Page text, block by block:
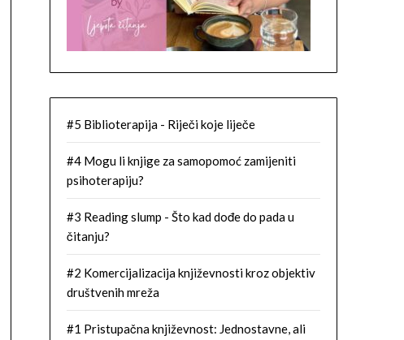
#5 Biblioterapija - Riječi koje liječe
#4 Mogu li knjige za samopomoć zamijeniti
psihoterapiju?
#3 Reading slump - Što kad dođe do pada u
čitanju?
#2 Komercijalizacija književnosti kroz objektiv
društvenih mreža
#1 Pristupačna književnost: Jednostavne, ali